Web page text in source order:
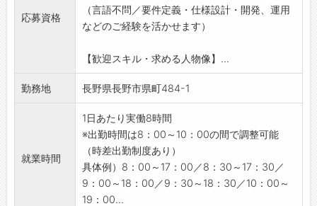
2.新サービス開発
関連部門と一緒に企画段階から参加し、技術観
画立案や、検証フェーズにおけるプロトタイプ
開発を行います。
企画が通って開発フェーズに入った場合でも、
す。
プロトタイプ開発については、企画の進捗・検
証結果によっては作ったものを壊したり、方向
性が変わったりと柔軟な対応が求められます。
【業務について】
応募資格
（言語不問／要件定義・仕様設計・開発、運用
などのご経験を活かせます）
【歓迎スキル・求める人物像】...
勤務地 長野県長野市県町484-1
就業時間
1日あたり実働8時間
※出勤時間は8：00～10：00の間で調整可能
（時差出勤制度あり）
具体例）8：00～17：00／8：30～17：30／
9：00～18：00／9：30～18：30／10：00～
19：00...